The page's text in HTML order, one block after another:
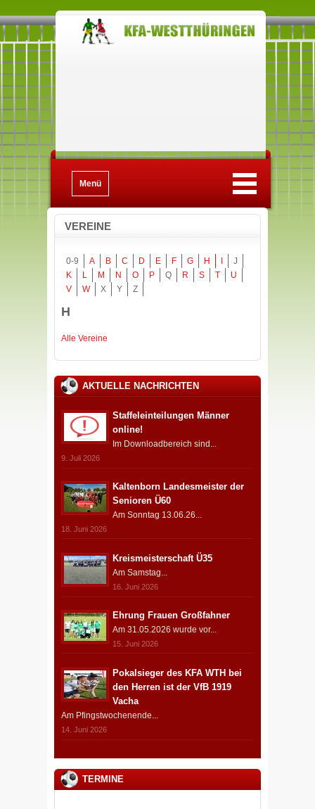
Menü
VEREINE
0-9 A B C D E F G H
J
K
L M N O P Q R S T
U
V
W X Y Z
H
Alle Vereine
AKTUELLE NACHRICHTEN
Staffeleinteilungen Männer
online!
Im Downloadbereich sind...
9. Juli 2026
Kaltenborn Landesmeister der
Senioren Ü60
Am Sonntag 13.06.26...
18. Juni 2026
Kreismeisterschaft Ü35
Am Samstag...
16. Juni 2026
Ehrung Frauen Großfahner
Am 31.05.2026 wurde vor...
15. Juni 2026
Pokalsieger des KFA WTH bei
den Herren ist der VfB 1919
Vacha
Am Pfingstwochenende...
14. Juni 2026
TERMINE